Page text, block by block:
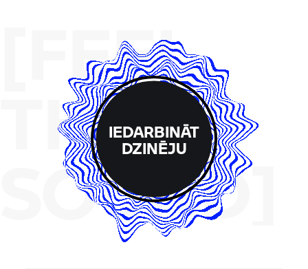
[FEEL
THE
SOUND]
IEDARBINĀT
DZINĒJU